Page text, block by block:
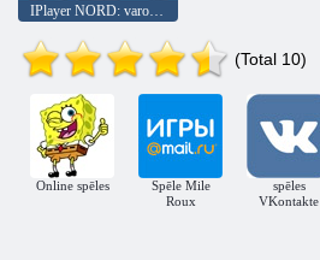
IPlayer NORD: varoņi ziemeļos
(Total 10)
Online spēles
Spēle Mile
Roux
spēles
VKontakte